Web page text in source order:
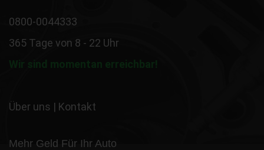
0800-0044333
365 Tage von 8 - 22 Uhr
Wir sind momentan erreichbar!
Über uns | Kontakt
Mehr Geld Für Ihr Auto